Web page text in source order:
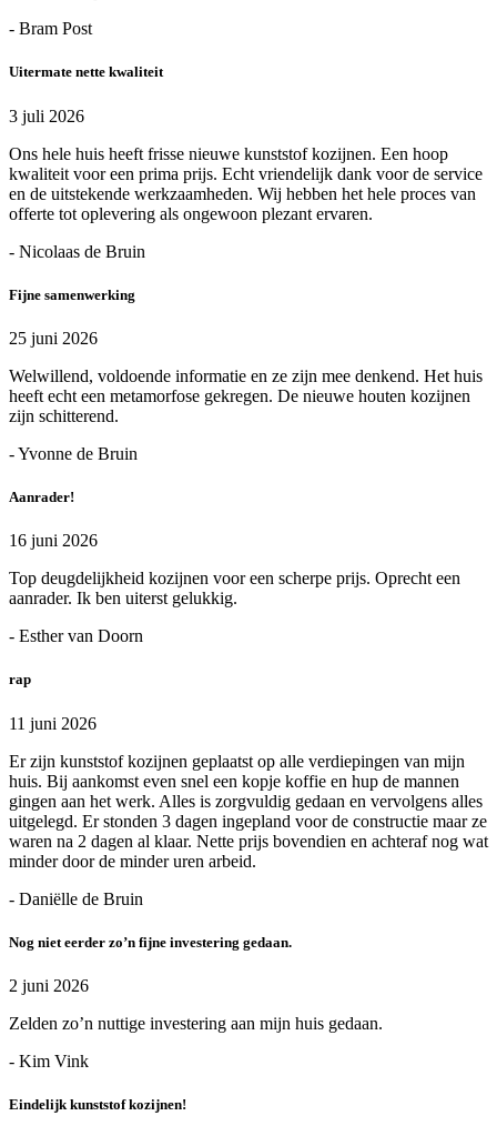
- Bram Post
Uitermate nette kwaliteit
3 juli 2026
Ons hele huis heeft frisse nieuwe kunststof kozijnen. Een hoop
kwaliteit voor een prima prijs. Echt vriendelijk dank voor de service
en de uitstekende werkzaamheden. Wij hebben het hele proces van
offerte tot oplevering als ongewoon plezant ervaren.
- Nicolaas de Bruin
Fijne samenwerking
25 juni 2026
Welwillend, voldoende informatie en ze zijn mee denkend. Het huis
heeft echt een metamorfose gekregen. De nieuwe houten kozijnen
zijn schitterend.
- Yvonne de Bruin
Aanrader!
16 juni 2026
Top deugdelijkheid kozijnen voor een scherpe prijs. Oprecht een
aanrader. Ik ben uiterst gelukkig.
- Esther van Doorn
rap
11 juni 2026
Er zijn kunststof kozijnen geplaatst op alle verdiepingen van mijn
huis. Bij aankomst even snel een kopje koffie en hup de mannen
gingen aan het werk. Alles is zorgvuldig gedaan en vervolgens alles
uitgelegd. Er stonden 3 dagen ingepland voor de constructie maar ze
waren na 2 dagen al klaar. Nette prijs bovendien en achteraf nog wat
minder door de minder uren arbeid.
- Daniëlle de Bruin
Nog niet eerder zo’n fijne investering gedaan.
2 juni 2026
Zelden zo’n nuttige investering aan mijn huis gedaan.
- Kim Vink
Eindelijk kunststof kozijnen!